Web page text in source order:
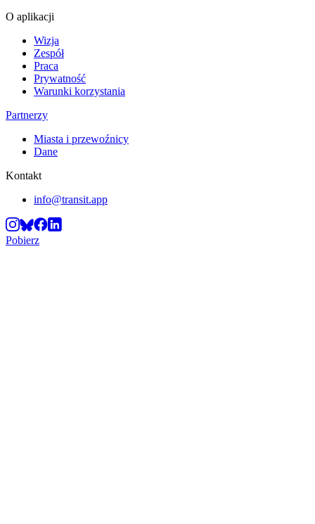
O aplikacji
Wizja
Zespół
Praca
Prywatność
Warunki korzystania
Partnerzy
Miasta i przewoźnicy
Dane
Kontakt
info@transit.app
Pobierz